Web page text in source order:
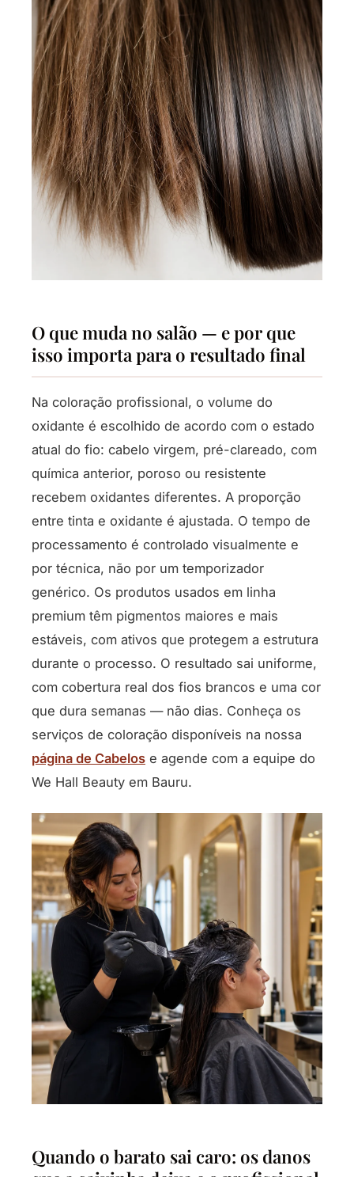
O que muda no salão — e por que
isso importa para o resultado final
Na coloração profissional, o volume do
oxidante é escolhido de acordo com o estado
atual do fio: cabelo virgem, pré-clareado, com
química anterior, poroso ou resistente
recebem oxidantes diferentes. A proporção
entre tinta e oxidante é ajustada. O tempo de
processamento é controlado visualmente e
por técnica, não por um temporizador
genérico. Os produtos usados em linha
premium têm pigmentos maiores e mais
estáveis, com ativos que protegem a estrutura
durante o processo. O resultado sai uniforme,
com cobertura real dos fios brancos e uma cor
que dura semanas — não dias. Conheça os
serviços de coloração disponíveis na nossa
página de Cabelos e agende com a equipe do
We Hall Beauty em Bauru.
Quando o barato sai caro: os danos